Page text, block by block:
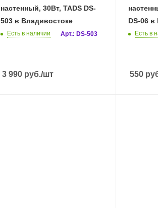
настенный, 30Вт, TADS DS-
503 в Владивостоке
Есть в наличии Арт.: DS-503
3 990 руб./шт
DS-06
Есть в
550